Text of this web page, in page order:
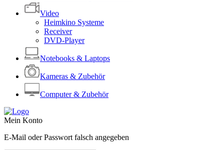
Video
Heimkino Systeme
Receiver
DVD-Player
Notebooks & Laptops
Kameras & Zubehör
Computer & Zubehör
Mein Konto
E-Mail oder Passwort falsch angegeben